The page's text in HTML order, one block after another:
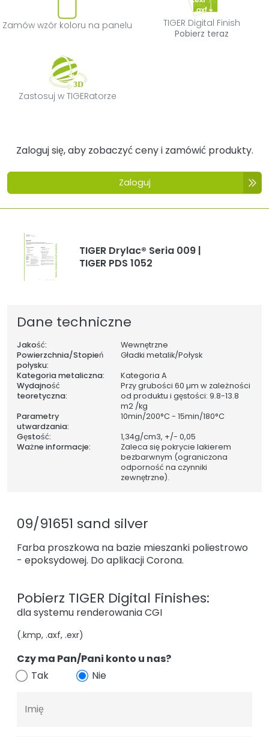
Zamów wzór koloru na panelu
Zamów wzór koloru na panelu
TIGER Digital
TIGER Digital Finish
Pobierz teraz
Zastosuj w TIGERatorze
Zastosuj w TIGERatorze
Zaloguj się, aby zobaczyć ceny i zamówić produkty.
Zaloguj
TIGER Drylac® Seria 009 |
TIGER PDS 1052
Dane techniczne
Jakość:
Wewnętrzne
Powierzchnia/Stopień
połysku:
Gładki metalik/Połysk
Kategoria metaliczna:
Kategoria A
Wydajność
teoretyczna:
Przy grubości 60 µm w zależności
od produktu i gęstości: 9.8-13.8
m2 /kg
Parametry
utwardzania:
10min/200°C - 15min/180°C
Gęstość:
1,34g/cm3, +/- 0,05
Ważne informacje:
Zaleca się pokrycie lakierem
bezbarwnym (ograniczona
odporność na czynniki
zewnętrzne).
09/91651 sand silver
Farba proszkowa na bazie mieszanki poliestrowo
- epoksydowej. Do aplikacji Corona.
Pobierz TIGER Digital Finishes:
dla systemu renderowania CGI
(.kmp, .axf, .exr)
Czy ma Pan/Pani konto u nas?
Tak
Nie
Imię